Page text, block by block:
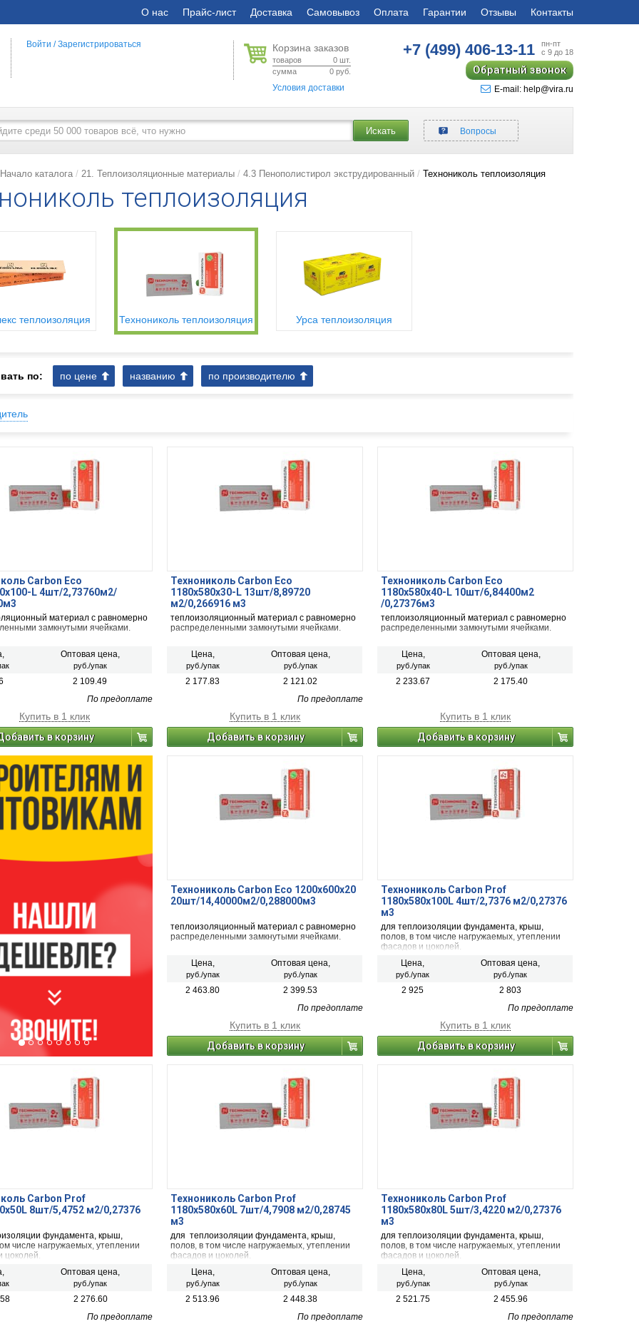
О нас Прайс-лист Доставка Самовывоз Оплата Гарантии Отзывы Контакты
Корзина заказов
товаров 0 шт.
сумма
0 руб.
Условия доставки
+7 (499)406-13-11
пн-пт
с 9 до 18
Обратный звонок
E-mail: help@vira.ru
Войти /Зарегистрироваться
Искать Вопросы
Начало каталога 21. Теплоизоляционные материалы 4.3 Пенополистирол экструдированный Технониколь теплоизоляция
теплоизоляция
теплоизоляция Технониколь теплоизоляция Урса теплоизоляция
по: по цене названию по производителю
Carbon Eco
L 4шт/2,73760м2/
материал с равномерно
замкнутыми ячейками.
Оптовая цена,
руб./упак
2 109.49
По предоплате
Купить в 1 клик
в корзину
Технониколь Carbon Eco
1180х580х30-L 13шт/8,89720
м2/0,266916 м3
теплоизоляционный материал с равномерно
распределенными замкнутыми ячейками.
Цена,
руб./упак
Оптовая цена,
руб./упак
2 177.83
2 121.02
По предоплате
Купить в 1 клик
Добавить в корзину
Технониколь Carbon Eco
1180х580х40-L 10шт/6,84400м2
/0,27376м3
теплоизоляционный материал с равномерно
распределенными замкнутыми ячейками.
Цена,
руб./упак
Оптовая цена,
руб./упак
2 233.67 2 175.40
Купить в 1 клик
Добавить в корзину
Технониколь Carbon Eco 1200х600х20
20шт/14,40000м2/0,288000м3
теплоизоляционный материал с равномерно
распределенными замкнутыми ячейками.
Цена,
руб./упак
Оптовая цена,
руб./упак
2 463.80
2 399.53
По предоплате
Купить в 1 клик
Добавить в корзину
Технониколь Carbon Prof
1180х580х100L 4шт/2,7376 м2/0,27376
м3
для теплоизоляции фундамента, крыш,
полов, в том числе нагружаемых, утеплении
фасадов и цоколей.
Цена,
руб./упак
Оптовая цена,
руб./упак
2 925
2 803
По предоплате
Купить в 1 клик
Добавить в корзину
Carbon Prof
8шт/5,4752 м2/0,27376
фундамента, крыш,
числе нагружаемых, утеплении
цоколей.
Оптовая цена,
руб./упак
2 276.60
По предоплате
Технониколь Carbon Prof
1180х580х60L 7шт/4,7908 м2/0,28745
м3
для теплоизоляции фундамента, крыш,
полов, в том числе нагружаемых, утеплении
фасадов и цоколей.
Цена,
руб./упак
Оптовая цена,
руб./упак
2 513.96
2 448.38
По предоплате
Технониколь Carbon Prof
1180х580х80L 5шт/3,4220 м2/0,27376
м3
для теплоизоляции фундамента, крыш,
полов, в том числе нагружаемых, утеплении
фасадов и цоколей.
Цена,
руб./упак
Оптовая цена,
руб./упак
2 521.75
2 455.96
По предоплате